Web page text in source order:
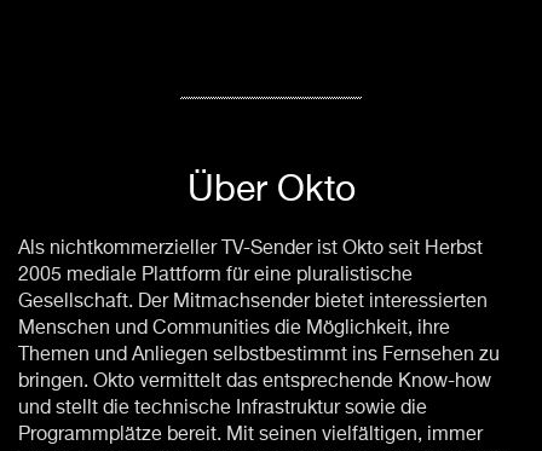
Über Okto
Als nichtkommerzieller TV-Sender ist Okto seit Herbst
2005 mediale Plattform für eine pluralistische
Gesellschaft. Der Mitmachsender bietet interessierten
Menschen und Communities die Möglichkeit, ihre
Themen und Anliegen selbstbestimmt ins Fernsehen zu
bringen. Okto vermittelt das entsprechende Know-how
und stellt die technische Infrastruktur sowie die
Programmplätze bereit. Mit seinen vielfältigen, immer